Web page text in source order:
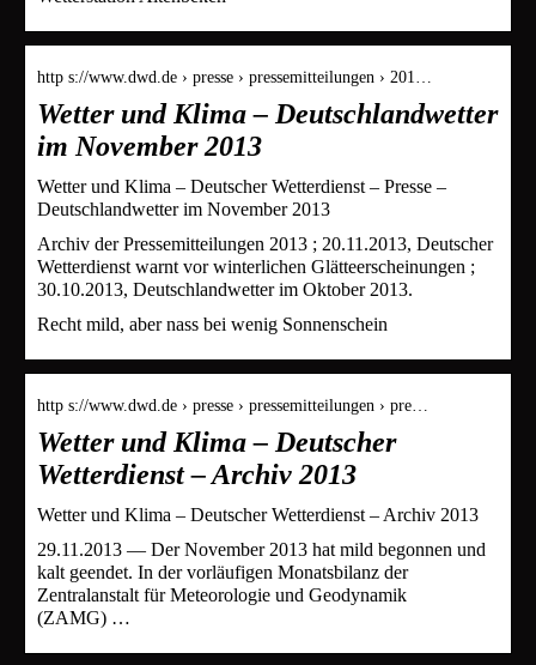
http s://www.dwd.de › presse › pressemitteilungen › 201…
Wetter und Klima – Deutschlandwetter
im November 2013
Wetter und Klima – Deutscher Wetterdienst – Presse –
Deutschlandwetter im November 2013
Archiv der Pressemitteilungen 2013 ; 20.11.2013, Deutscher
Wetterdienst warnt vor winterlichen Glätteerscheinungen ;
30.10.2013, Deutschlandwetter im Oktober 2013.
Recht mild, aber nass bei wenig Sonnenschein
http s://www.dwd.de › presse › pressemitteilungen › pre…
Wetter und Klima – Deutscher
Wetterdienst – Archiv 2013
Wetter und Klima – Deutscher Wetterdienst – Archiv 2013
29.11.2013 — Der November 2013 hat mild begonnen und
kalt geendet. In der vorläufigen Monatsbilanz der
Zentralanstalt für Meteorologie und Geodynamik
(ZAMG) …